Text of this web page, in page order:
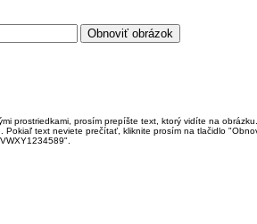
prostriedkami, prosím prepíšte text, ktorý vidíte na obrázku.
text neviete prečítať, kliknite prosím na tlačidlo